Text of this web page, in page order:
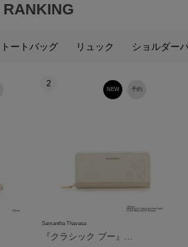
RANKING
トートバッグ リュック ショルダー
2
予約
NEW
Samantha Thavasa
『クラシック プー』...